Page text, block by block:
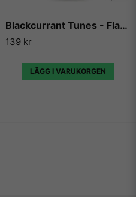
Blackcurrant Tunes - Flavour Boss
139 kr
LÄGG I VARUKORGEN